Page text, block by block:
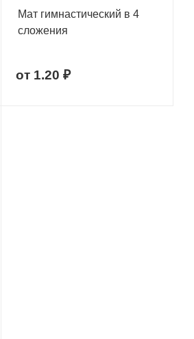
Мат гимнастический в 4
сложения
от 1.20 ₽